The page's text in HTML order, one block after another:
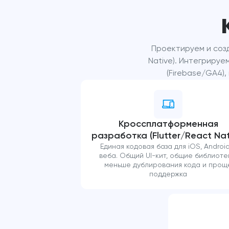
Проектируем и
Native).
(Firebase/
Кроссплатформенная
разработка (Flutter/React
Единая кодовая база для iOS,
веба. Общий UI-кит, общие
меньше дублирования кода и
поддержка